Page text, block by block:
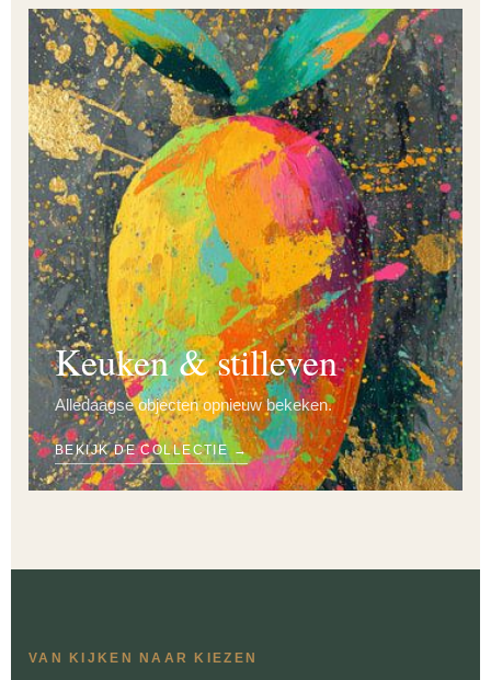
Keuken & stilleven
Alledaagse objecten opnieuw bekeken.
BEKIJK DE COLLECTIE →
VAN KIJKEN NAAR KIEZEN